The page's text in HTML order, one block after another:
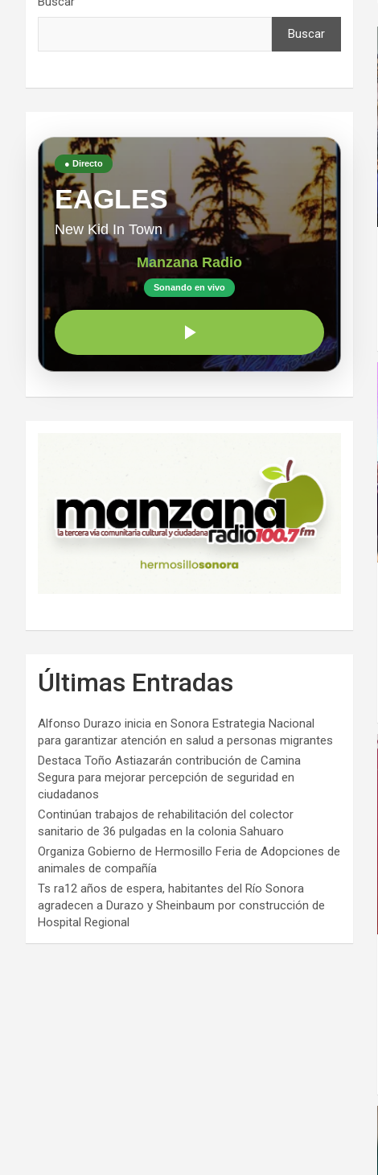
Buscar
● Directo
EAGLES
New Kid In Town
Manzana Radio
Sonando en vivo
Últimas Entradas
Alfonso Durazo inicia en Sonora Estrategia Nacional
para garantizar atención en salud a personas migrantes
Destaca Toño Astiazarán contribución de Camina
Segura para mejorar percepción de seguridad en
ciudadanos
Continúan trabajos de rehabilitación del colector
sanitario de 36 pulgadas en la colonia Sahuaro
Organiza Gobierno de Hermosillo Feria de Adopciones de
animales de compañía
Ts ra12 años de espera, habitantes del Río Sonora
agradecen a Durazo y Sheinbaum por construcción de
Hospital Regional